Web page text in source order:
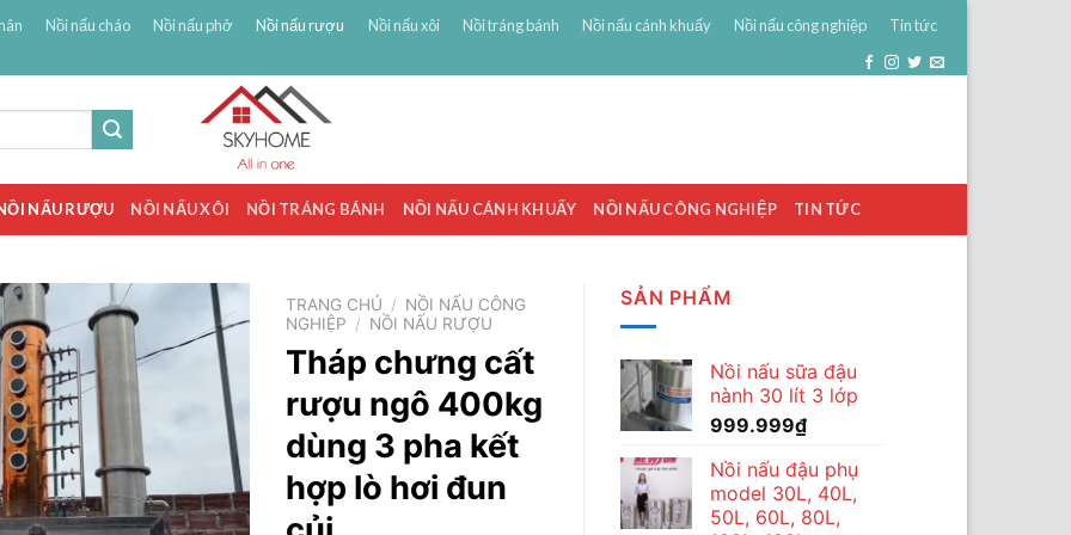
Nồi nấu cháo Nồi nấu phở Nồi nấu rượu Nồi nấu xôi Nồi tráng bánh Nồi nấu cánh khuấy Nồi nấu công nghiệp Tin tức
NẤU RƯỢU NỒI NẤU XÔI NỒI TRÁNG BÁNH NỒI NẤU CÁNH KHUẤY NỒI NẤU CÔNG NGHIỆP TIN TỨC
TRANG CHỦ / NỒI NẤU CÔNG
NGHIỆP / NỒI NẤU RƯỢU
Tháp chưng cất
rượu ngô 400kg
dùng 3 pha kết
hợp lò hơi đun
SẢN PHẨM
Nồi nấu sữa đậu
nành 30 lít 3 lớp
999.999₫
Nồi nấu đậu phụ
model 30L, 40L,
50L, 60L, 80L,